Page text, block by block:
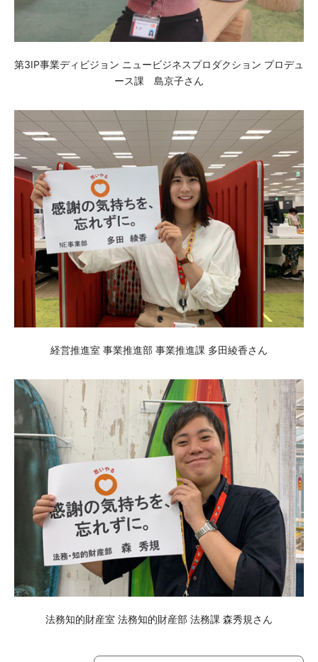
第3IP事業ディビジョン ニュービジネスプロダクション プロデュ
ース課 島京子さん
経営推進室 事業推進部 事業推進課 多田綾香さん
法務知的財産室 法務知的財産部 法務課 森秀規さん